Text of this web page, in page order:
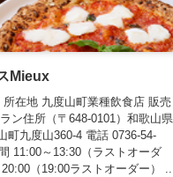
Mieux
在地 九度山町業種飲食店 販売
ン住所（〒648-0101）和歌山県
町九度山360-4 電話 0736-54-
11:00～13:30（ラストオーダ
（19:00ラストオーダー） ...